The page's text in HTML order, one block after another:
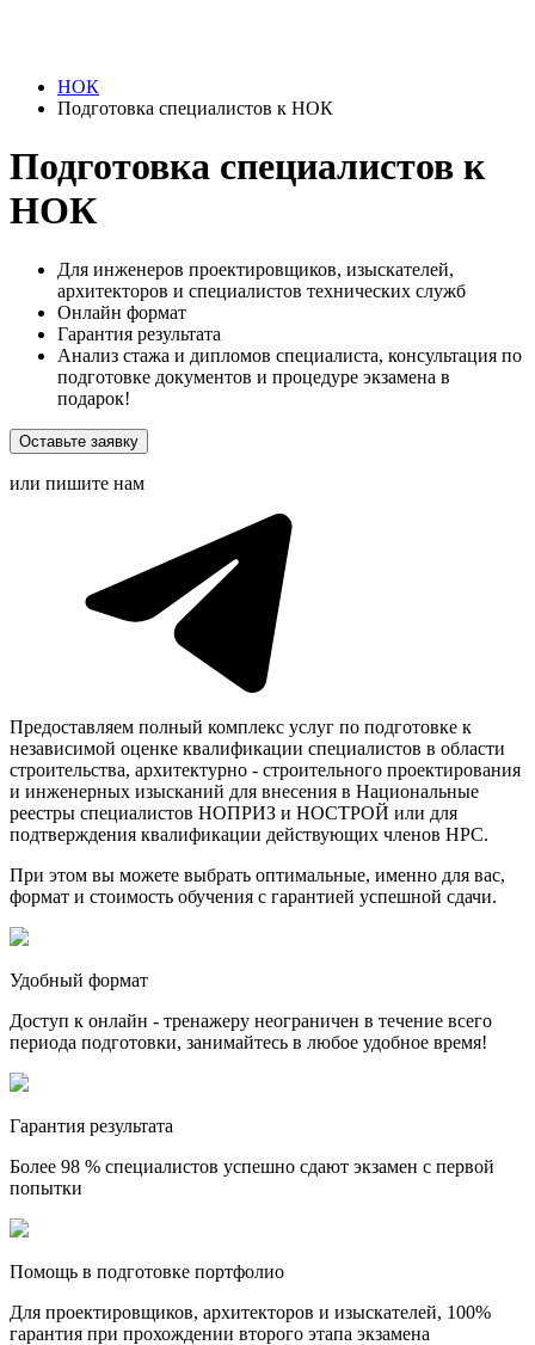
НОК
Подготовка специалистов к НОК
Подготовка специалистов к
НОК
Для инженеров проектировщиков, изыскателей,
архитекторов и специалистов технических служб
Онлайн формат
Гарантия результата
Анализ стажа и дипломов специалиста, консультация по
подготовке документов и процедуре экзамена в
подарок!
Оставьте заявку
или пишите нам
Предоставляем полный комплекс услуг по подготовке к
независимой оценке квалификации специалистов в области
строительства, архитектурно - строительного проектирования
и инженерных изысканий для внесения в Национальные
реестры специалистов НОПРИЗ и НОСТРОЙ или для
подтверждения квалификации действующих членов НРС.
При этом вы можете выбрать оптимальные, именно для вас,
формат и стоимость обучения с гарантией успешной сдачи.
Удобный формат
Доступ к онлайн - тренажеру неограничен в течение всего
периода подготовки, занимайтесь в любое удобное время!
Гарантия результата
Более 98 % специалистов успешно сдают экзамен с первой
попытки
Помощь в подготовке портфолио
Для проектировщиков, архитекторов и изыскателей, 100%
гарантия при прохождении второго этапа экзамена